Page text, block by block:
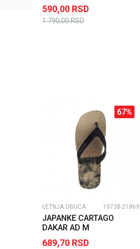
590,00 RSD
1.790,00RSD
67%
LETNJA OBUĆA 10738-21869
JAPANKE CARTAGO
DAKAR AD M
689,70 RSD